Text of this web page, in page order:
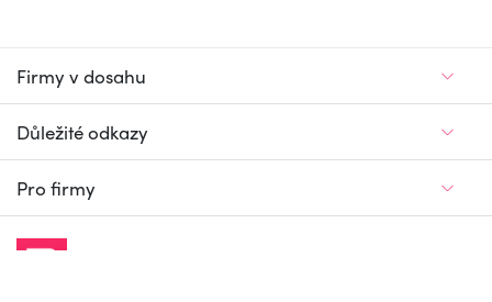
Firmy v dosahu
Důležité odkazy
Pro firmy